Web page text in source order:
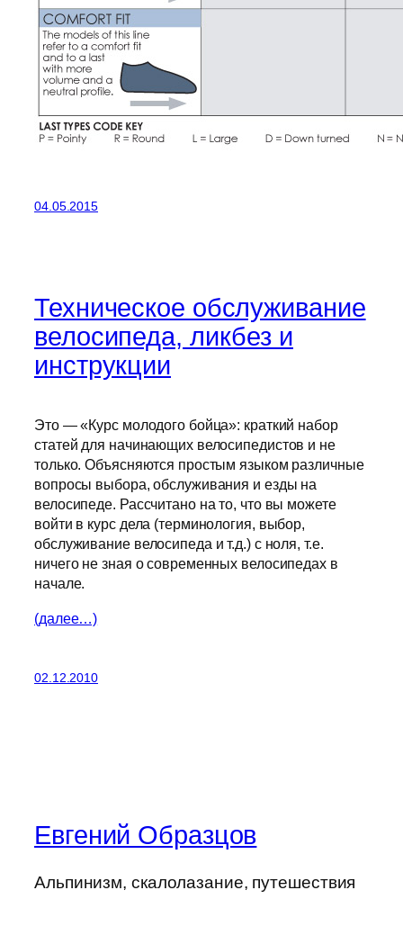
04.05.2015
Техническое обслуживание
велосипеда, ликбез и
инструкции
Это — «Курс молодого бойца»: краткий набор
статей для начинающих велосипедистов и не
только. Объясняются простым языком различные
вопросы выбора, обслуживания и езды на
велосипеде. Рассчитано на то, что вы можете
войти в курс дела (терминология, выбор,
обслуживание велосипеда и т.д.) с ноля, т.е.
ничего не зная о современных велосипедах в
начале.
(далее…)
02.12.2010
Евгений Образцов
Альпинизм, скалолазание, путешествия